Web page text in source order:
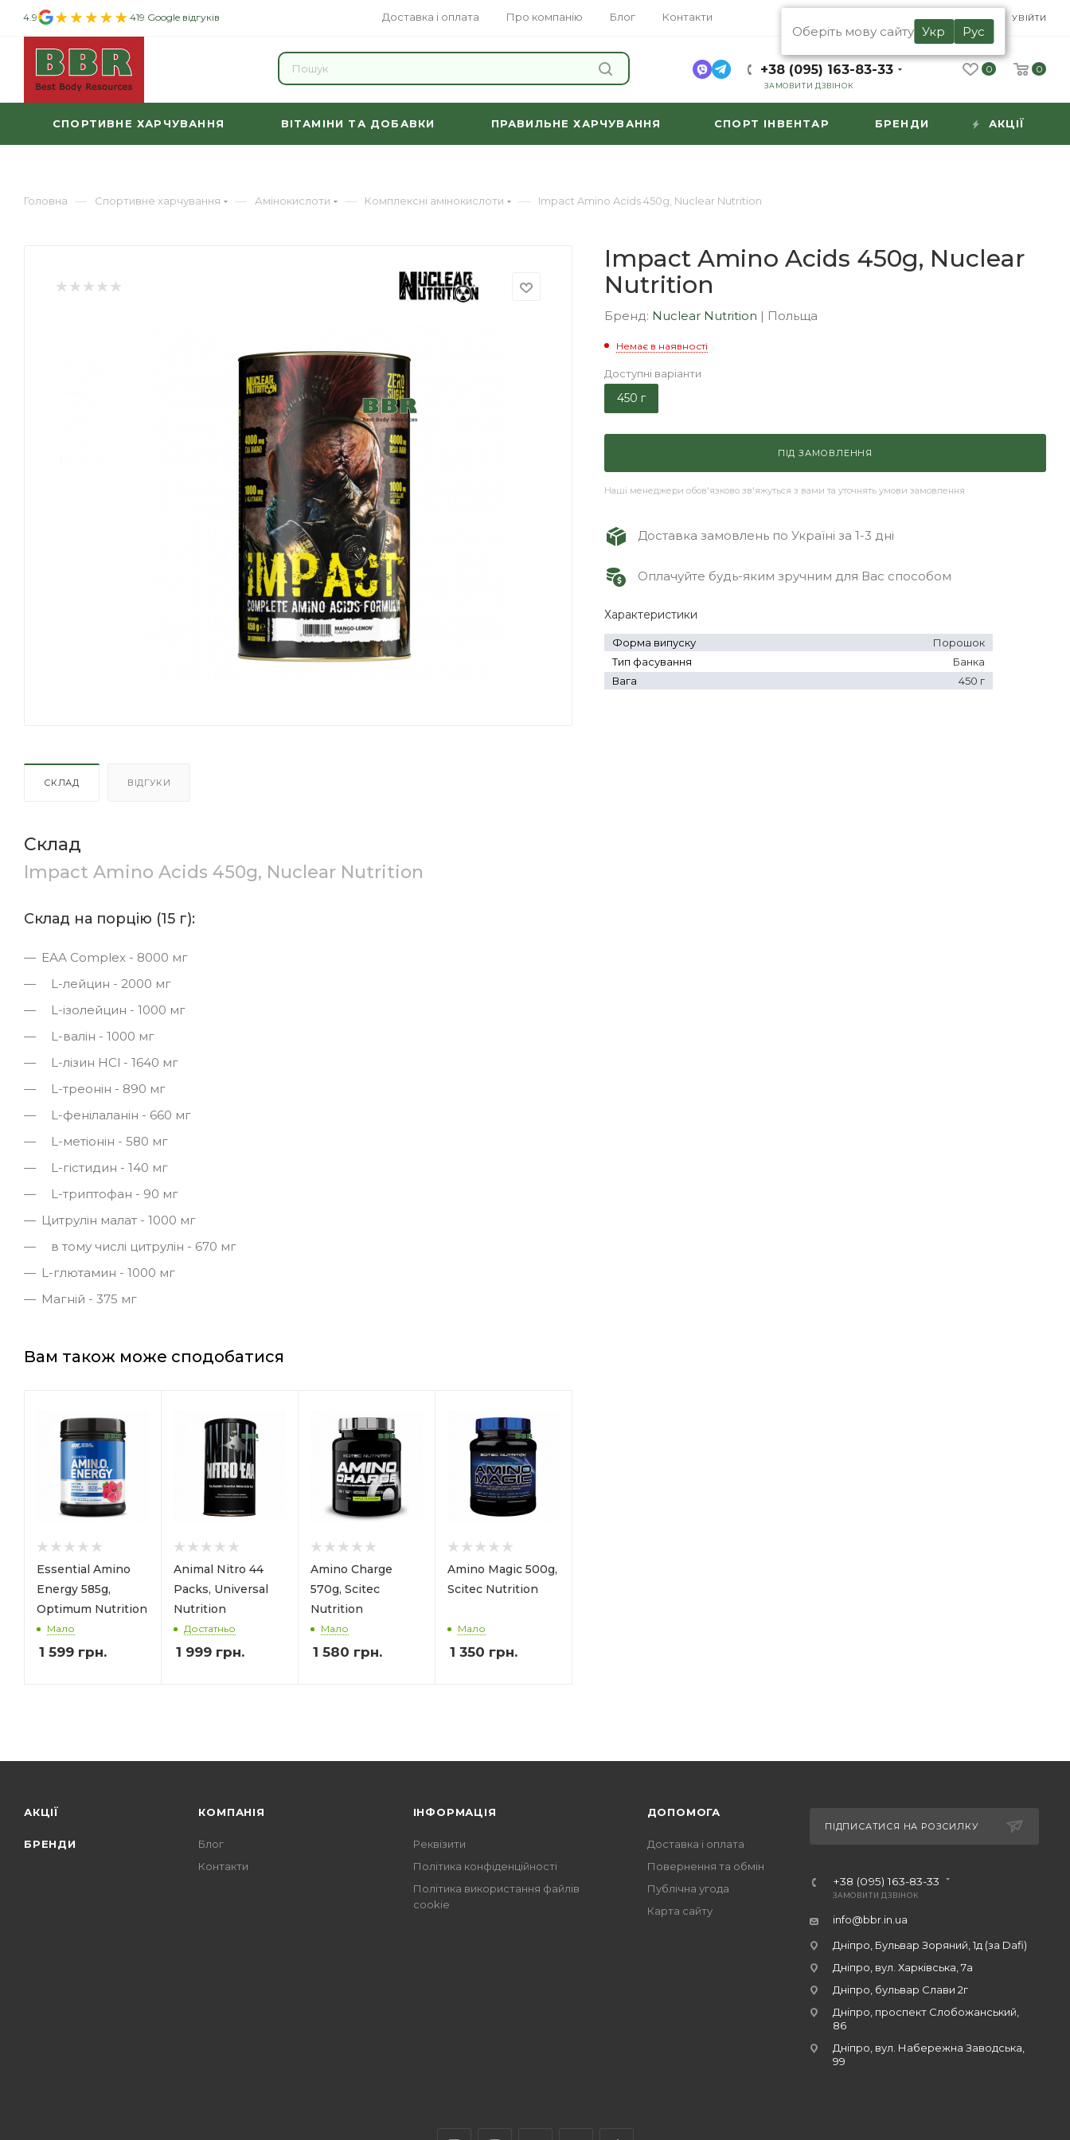
Доставка і оплата Про компанію Блог Контакти
4.9 419 Google відгуків RU
Оберіть мову сайту Укр Рус
УВІЙТИ
+38 (095) 163-83-33
ЗАМОВИТИ ДЗВІНОК
0 0
СПОРТИВНЕ ХАРЧУВАННЯ ВІТАМІНИ ТА ДОБАВКИ ПРАВИЛЬНЕ ХАРЧУВАННЯ СПОРТ ІНВЕНТАР БРЕНДИ АКЦІЇ
Головна — Спортивне харчування — Амінокислоти — Комплексні амінокислоти — Impact Amino Acids 450g, Nuclear Nutrition
СКЛАД ВІДГУКИ
Склад
Impact Amino Acids 450g, Nuclear Nutrition
Склад на порцію (15 г):
ЕАА Complex - 8000 мг
L-лейцин - 2000 мг
L-ізолейцин - 1000 мг
L-валін - 1000 мг
L-лізин HCl - 1640 мг
L-треонін - 890 мг
L-фенілаланін - 660 мг
L-метіонін - 580 мг
L-гістидин - 140 мг
L-триптофан - 90 мг
Цитрулін малат - 1000 мг
в тому числі цитрулін - 670 мг
L-глютамин - 1000 мг
Магній - 375 мг
Вам також може сподобатися
Essential Amino
Energy 585g,
Optimum Nutrition
Мало
1 599 грн.
Animal Nitro 44
Packs, Universal
Nutrition
Достатньо
1 999 грн.
Amino Charge
570g, Scitec
Nutrition
Мало
1 580 грн.
Amino Magic 500g,
Scitec Nutrition
Мало
1 350 грн.
Impact Amino Acids 450g, Nuclear
Nutrition
Бренд: Nuclear Nutrition | Польща
Немає в наявності
Доступні варіанти
450 г
ПІД ЗАМОВЛЕННЯ
Наші менеджери обов'язково зв'яжуться з вами та уточнять умови замовлення
Доставка замовлень по Україні за 1-3 дні
Оплачуйте будь-яким зручним для Вас способом
Характеристики
Форма випуску
Порошок
Тип фасування
Банка
Вага
450 г
АКЦІЇ
БРЕНДИ
КОМПАНІЯ
Блог
Контакти
ІНФОРМАЦІЯ
Реквізити
Політика конфіденційності
Політика використання файлів
cookie
ДОПОМОГА
Доставка і оплата
Повернення та обмін
Публічна угода
Карта сайту
ПІДПИСАТИСЯ НА РОЗСИЛКУ
+38 (095) 163-83-33
ЗАМОВИТИ ДЗВІНОК
info@bbr.in.ua
Дніпро, Бульвар Зоряний, 1д (за Dafi)
Дніпро, вул. Харківська, 7а
Дніпро, бульвар Слави 2г
Дніпро, проспект Слобожанський,
86
Дніпро, вул. Набережна Заводська,
99